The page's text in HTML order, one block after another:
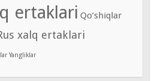
ertaklari Qo‘shiqlar
xalq ertaklari
Yangliklar